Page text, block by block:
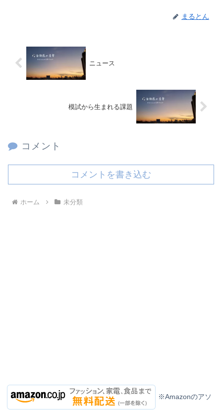
まるとん
ニュース
模試から生まれる課題
コメント
コメントを書き込む
ホーム 未分類
※Amazonのアソ